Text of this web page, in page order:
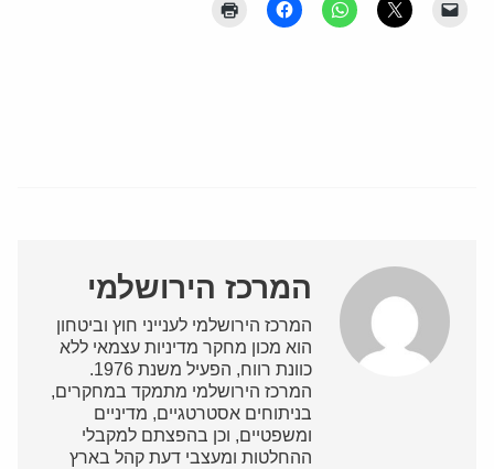
המרכז הירושלמי
המרכז הירושלמי לענייני חוץ וביטחון
הוא מכון מחקר מדיניות עצמאי ללא
כוונת רווח, הפעיל משנת 1976.
המרכז הירושלמי מתמקד במחקרים,
בניתוחים אסטרטגיים, מדיניים
ומשפטיים, וכן בהפצתם למקבלי
ההחלטות ומעצבי דעת קהל בארץ